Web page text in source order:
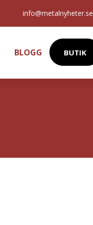
info@metalnyheter.se
BLOGG BUTIK